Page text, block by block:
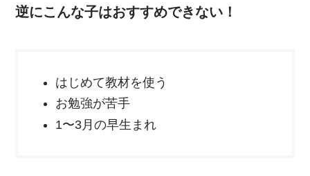
逆にこんな子はおすすめできない！
はじめて教材を使う
お勉強が苦手
1〜3月の早生まれ